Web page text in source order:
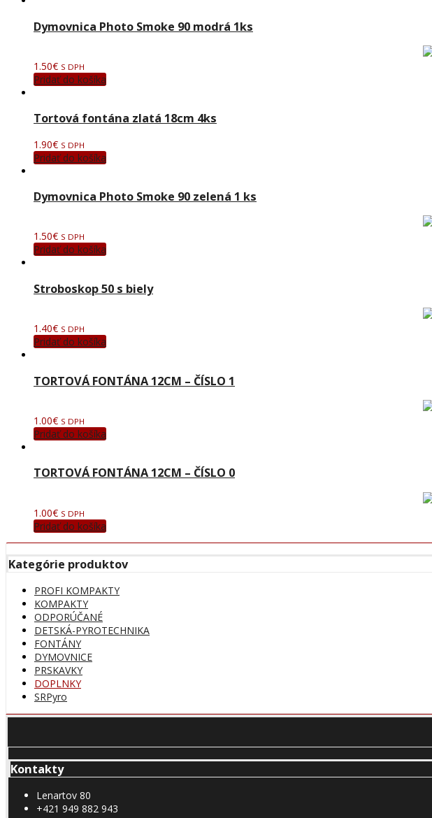
Dymovnica Photo Smoke 90 modrá 1ks
1.50€ S DPH
Pridať do košíka
Tortová fontána zlatá 18cm 4ks
1.90€ S DPH
Pridať do košíka
Dymovnica Photo Smoke 90 zelená 1 ks
1.50€ S DPH
Pridať do košíka
Stroboskop 50 s biely
1.40€ S DPH
Pridať do košíka
TORTOVÁ FONTÁNA 12CM – ČÍSLO 1
1.00€ S DPH
Pridať do košíka
TORTOVÁ FONTÁNA 12CM – ČÍSLO 0
1.00€ S DPH
Pridať do košíka
Kategórie produktov
PROFI KOMPAKTY
KOMPAKTY
ODPORÚČANÉ
DETSKÁ-PYROTECHNIKA
FONTÁNY
DYMOVNICE
PRSKAVKY
DOPLNKY
SRPyro
Kontakty
Lenartov 80
+421 949 882 943